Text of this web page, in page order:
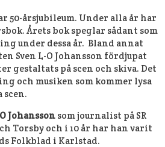
50-årsjubileum. Under alla år har
Årets bok speglar sådant som
under dessa år. Bland annat
Sven L-O Johansson fördjupat
gestaltats på scen och skiva. Det
och musiken som kommer lysa
scen.
Johansson som journalist på SR
Torsby och i 10 år har han varit
Folkblad i Karlstad.